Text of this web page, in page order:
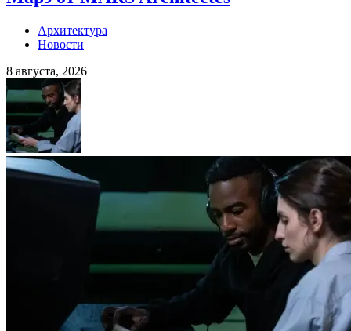
Архитектура
Новости
8 августа, 2026